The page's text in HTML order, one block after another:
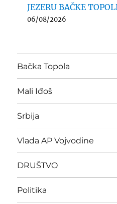
JEZERU BAČKE
06/08/2026
Bačka Topola
Mali Iđoš
Srbija
Vlada AP Vojvodine
DRUŠTVO
Politika